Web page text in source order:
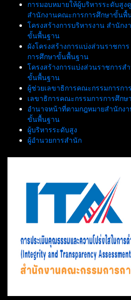
การมอบหมายให้ผู้บริหารระดับสู
สำนักงานคณะการการศึกษาขั้นพื้
โครงสร้างการบริหารงาน สำนัก
ขั้นพื้นฐาน
ผังโครงสร้างการแบ่งส่วนราชกา
การศึกษาขั้นพื้นฐาน
โครงสร้างการแบ่งส่วนราชการ
ขั้นพื้นฐาน
ผู้ช่วยเลขาธิการคณะกรรมการก
เลขาธิการคณะกรรมการการศึก
อำนาจหน้าที่ตามกฎหมายสำนักง
ขั้นพื้นฐาน
ผู้บริหารระดับสูง
ผู้อำนวยการสำนัก